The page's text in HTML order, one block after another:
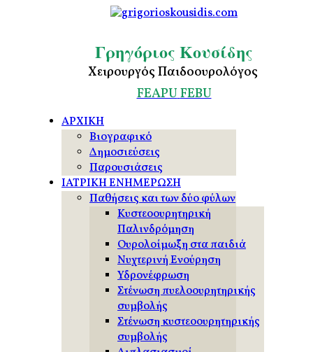
Γρηγόριος Κουσίδης
Χειρουργός Παιδοουρολόγος
FEAPUFEBU
ΑΡΧΙΚΗ
Βιογραφικό
Δημοσιεύσεις
Παρουσιάσεις
ΙΑΤΡΙΚΗ ΕΝΗΜΕΡΩΣΗ
Παθήσεις και των δύο φύλων
Κυστεοουρητηρική
Παλινδρόμηση
Ουρολοίμωξη στα παιδιά
Νυχτερινή Ενούρηση
Υδρονέφρωση
Στένωση πυελοουρητηρικής
συμβολής
Στένωση κυστεοουρητηρικής
συμβολής